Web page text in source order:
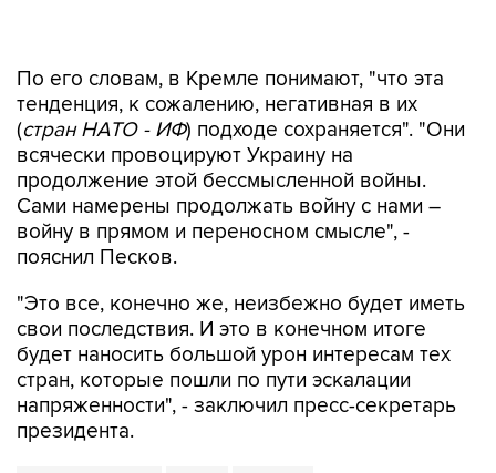
По его словам, в Кремле понимают, "что эта
тенденция, к сожалению, негативная в их
(стран НАТО - ИФ) подходе сохраняется". "Они
всячески провоцируют Украину на
продолжение этой бессмысленной войны.
Сами намерены продолжать войну с нами –
войну в прямом и переносном смысле", -
пояснил Песков.
"Это все, конечно же, неизбежно будет иметь
свои последствия. И это в конечном итоге
будет наносить большой урон интересам тех
стран, которые пошли по пути эскалации
напряженности", - заключил пресс-секретарь
президента.